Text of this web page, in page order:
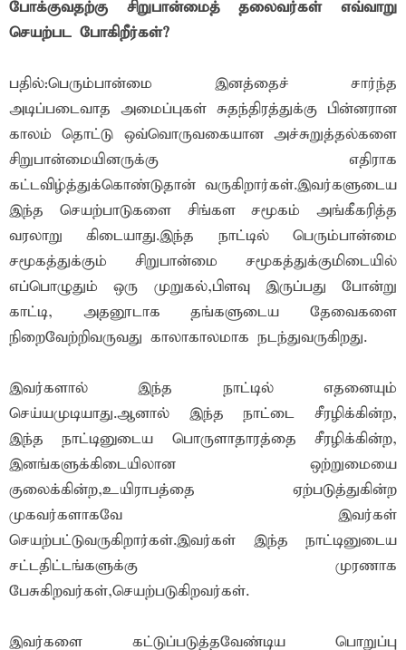
போக்குவதற்கு சிறுபான்மைத் தலைவர்கள் எவ்வாறு
செயற்பட போகிறீர்கள்?
பதில்:பெரும்பான்மை இனத்தைச் சார்ந்த
அடிப்படைவாத அமைப்புகள் சுதந்திரத்துக்கு பின்னரான
காலம் தொட்டு ஒவ்வொருவகையான அச்சுறுத்தல்களை
சிறுபான்மையினருக்கு எதிராக
கட்டவிழ்த்துக்கொண்டுதான் வருகிறார்கள்.இவர்களுடைய
இந்த செயற்பாடுகளை சிங்கள சமூகம் அங்கீகரித்த
வரலாறு கிடையாது.இந்த நாட்டில் பெரும்பான்மை
சமூகத்துக்கும் சிறுபான்மை சமூகத்துக்குமிடையில்
எப்பொழுதும் ஒரு முறுகல்,பிளவு இருப்பது போன்று
காட்டி, அதனூடாக தங்களுடைய தேவைகளை
நிறைவேற்றிவருவது காலாகாலமாக நடந்துவருகிறது.
இவர்களால் இந்த நாட்டில் எதனையும்
செய்யமுடியாது.ஆனால் இந்த நாட்டை சீரழிக்கின்ற,
இந்த நாட்டினுடைய பொருளாதாரத்தை சீரழிக்கின்ற,
இனங்களுக்கிடையிலான ஒற்றுமையை
குலைக்கின்ற,உயிராபத்தை ஏற்படுத்துகின்ற
முகவர்களாகவே இவர்கள்
செயற்பட்டுவருகிறார்கள்.இவர்கள் இந்த நாட்டினுடைய
சட்டதிட்டங்களுக்கு முரணாக
பேசுகிறவர்கள்,செயற்படுகிறவர்கள்.
இவர்களை கட்டுப்படுத்தவேண்டிய பொறுப்பு